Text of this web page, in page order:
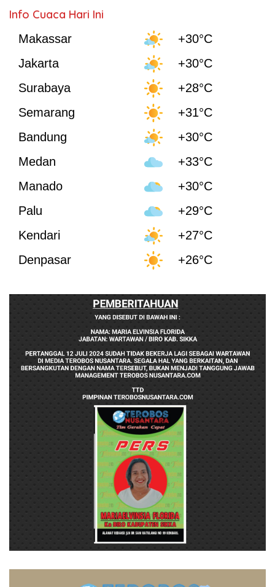
Info Cuaca Hari Ini
Makassar
+30°C
Jakarta
+30°C
Surabaya
+28°C
Semarang
+31°C
Bandung
+30°C
Medan
+33°C
Manado
+30°C
Palu
+29°C
Kendari
+27°C
Denpasar
+26°C